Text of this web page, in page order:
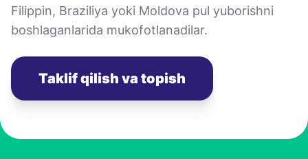
Filippin, Braziliya yoki Moldova pul yuborishni
boshlaganlarida mukofotlanadilar.
Taklif qilish va topish